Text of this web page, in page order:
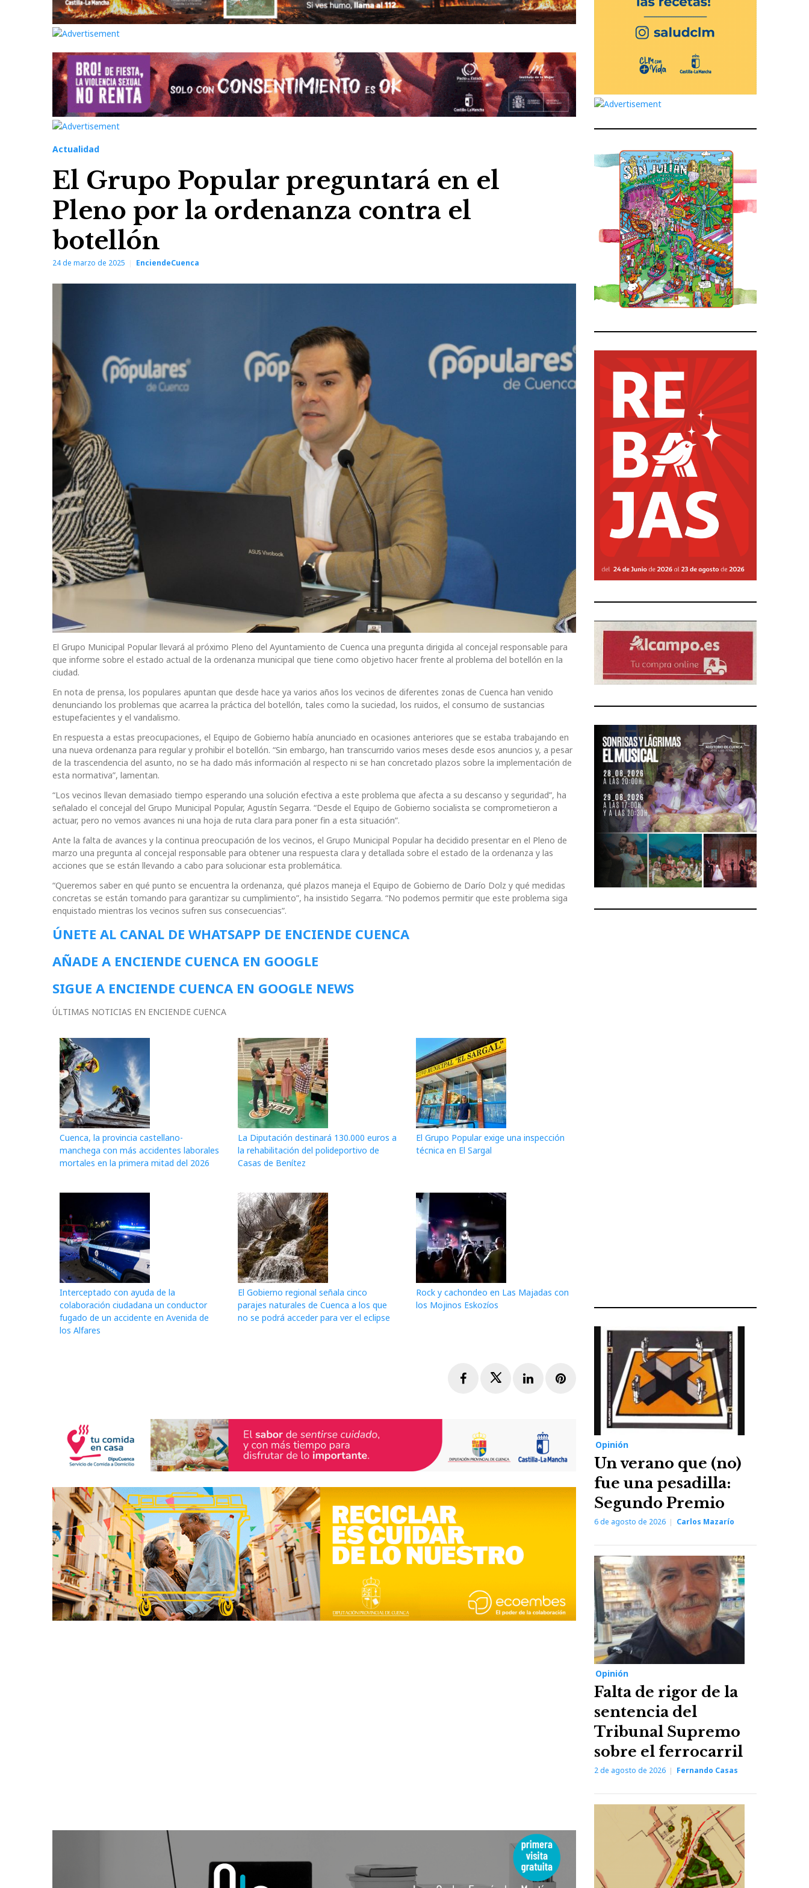
Actualidad
El Grupo Popular preguntará en el
Pleno por la ordenanza contra el
botellón
24 de marzo de 2025 EnciendeCuenca
El Grupo Municipal Popular llevará al próximo Pleno del Ayuntamiento de Cuenca una pregunta dirigida al concejal responsable para
que informe sobre el estado actual de la ordenanza municipal que tiene como objetivo hacer frente al problema del botellón en la
ciudad.
En nota de prensa, los populares apuntan que desde hace ya varios años los vecinos de diferentes zonas de Cuenca han venido
denunciando los problemas que acarrea la práctica del botellón, tales como la suciedad, los ruidos, el consumo de sustancias
estupefacientes y el vandalismo.
En respuesta a estas preocupaciones, el Equipo de Gobierno había anunciado en ocasiones anteriores que se estaba trabajando en
una nueva ordenanza para regular y prohibir el botellón. “Sin embargo, han transcurrido varios meses desde esos anuncios y, a pesar
de la trascendencia del asunto, no se ha dado más información al respecto ni se han concretado plazos sobre la implementación de
esta normativa”, lamentan.
“Los vecinos llevan demasiado tiempo esperando una solución efectiva a este problema que afecta a su descanso y seguridad”, ha
señalado el concejal del Grupo Municipal Popular, Agustín Segarra. “Desde el Equipo de Gobierno socialista se comprometieron a
actuar, pero no vemos avances ni una hoja de ruta clara para poner fin a esta situación”.
Ante la falta de avances y la continua preocupación de los vecinos, el Grupo Municipal Popular ha decidido presentar en el Pleno de
marzo una pregunta al concejal responsable para obtener una respuesta clara y detallada sobre el estado de la ordenanza y las
acciones que se están llevando a cabo para solucionar esta problemática.
“Queremos saber en qué punto se encuentra la ordenanza, qué plazos maneja el Equipo de Gobierno de Darío Dolz y qué medidas
concretas se están tomando para garantizar su cumplimiento”, ha insistido Segarra. “No podemos permitir que este problema siga
enquistado mientras los vecinos sufren sus consecuencias”.
ÚNETE AL CANAL DE WHATSAPP DE ENCIENDE CUENCA
AÑADE A ENCIENDE CUENCA EN GOOGLE
SIGUE A ENCIENDE CUENCA EN GOOGLE NEWS
ÚLTIMAS NOTICIAS EN ENCIENDE CUENCA
Cuenca, la provincia castellano-
manchega con más accidentes laborales
mortales en la primera mitad del 2026
La Diputación destinará 130.000 euros a
la rehabilitación del polideportivo de
Casas de Benítez
El Grupo Popular exige una inspección
técnica en El Sargal
Interceptado con ayuda de la
colaboración ciudadana un conductor
fugado de un accidente en Avenida de
los Alfares
El Gobierno regional señala cinco
parajes naturales de Cuenca a los que
no se podrá acceder para ver el eclipse
Rock y cachondeo en Las Majadas con
los Mojinos Eskozíos
FacebookTwitterLinkedInPinterest
Opinión
Un verano que (no)
fue una pesadilla:
Segundo Premio
6 de agosto de 2026 Carlos Mazarío
Opinión
Falta de rigor de la
sentencia del
Tribunal Supremo
sobre el ferrocarril
2 de agosto de 2026 Fernando Casas